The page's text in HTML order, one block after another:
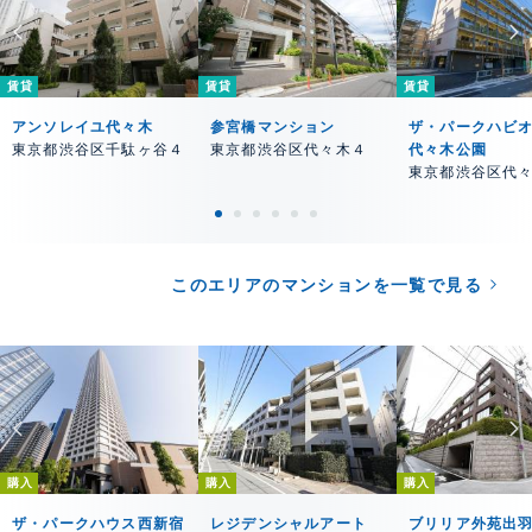
賃貸
アンソレイユ代々木
東京都渋谷区千駄ヶ谷４
賃貸
参宮橋マンション
東京都渋谷区代々木４
賃貸
ザ・パークハビ
代々木公園
東京都渋谷区代
このエリアのマンションを一覧で見る
購入
ザ・パークハウス西新宿
購入
レジデンシャルアート
購入
ブリリア外苑出